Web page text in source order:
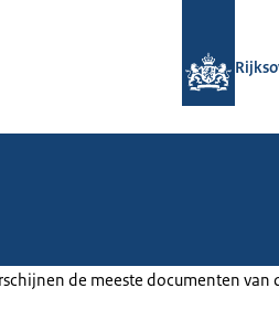
de meeste documenten